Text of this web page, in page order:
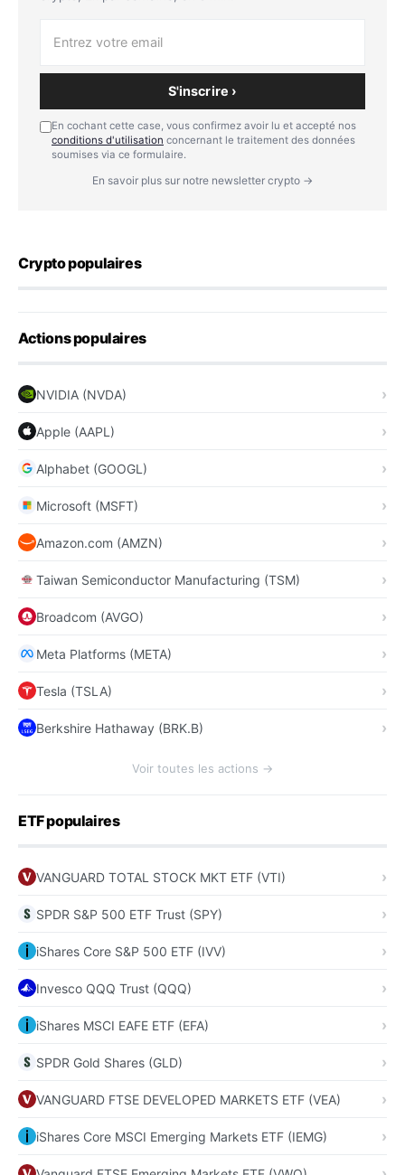
S'inscrire ›
En cochant cette case, vous confirmez avoir lu et accepté nos
conditions d'utilisation concernant le traitement des données
soumises via ce formulaire.
En savoir plus sur notre newsletter crypto →
Crypto populaires
Actions populaires
NVIDIA (NVDA)
Apple (AAPL)
Alphabet (GOOGL)
Microsoft (MSFT)
Amazon.com (AMZN)
Taiwan Semiconductor Manufacturing (TSM)
Broadcom (AVGO)
Meta Platforms (META)
Tesla (TSLA)
Berkshire Hathaway (BRK.B)
Voir toutes les actions →
ETF populaires
VANGUARD TOTAL STOCK MKT ETF (VTI)
SPDR S&P 500 ETF Trust (SPY)
iShares Core S&P 500 ETF (IVV)
Invesco QQQ Trust (QQQ)
iShares MSCI EAFE ETF (EFA)
SPDR Gold Shares (GLD)
VANGUARD FTSE DEVELOPED MARKETS ETF (VEA)
iShares Core MSCI Emerging Markets ETF (IEMG)